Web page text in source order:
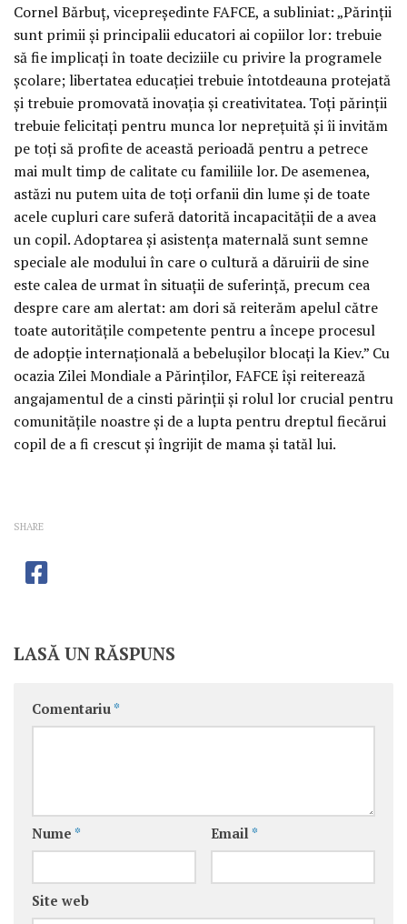
Cornel Bărbuț, vicepreședinte FAFCE, a subliniat: „Părinții
sunt primii și principalii educatori ai copiilor lor: trebuie
să fie implicați în toate deciziile cu privire la programele
școlare; libertatea educației trebuie întotdeauna protejată
și trebuie promovată inovația și creativitatea. Toți părinții
trebuie felicitați pentru munca lor neprețuită și îi invităm
pe toți să profite de această perioadă pentru a petrece
mai mult timp de calitate cu familiile lor. De asemenea,
astăzi nu putem uita de toți orfanii din lume și de toate
acele cupluri care suferă datorită incapacității de a avea
un copil. Adoptarea și asistența maternală sunt semne
speciale ale modului în care o cultură a dăruirii de sine
este calea de urmat în situații de suferință, precum cea
despre care am alertat: am dori să reiterăm apelul către
toate autoritățile competente pentru a începe procesul
de adopție internațională a bebelușilor blocați la Kiev.” Cu
ocazia Zilei Mondiale a Părinților, FAFCE își reiterează
angajamentul de a cinsti părinții și rolul lor crucial pentru
comunitățile noastre și de a lupta pentru dreptul fiecărui
copil de a fi crescut și îngrijit de mama și tatăl lui.
SHARE
LASĂ UN RĂSPUNS
Comentariu *
Nume * Email *
Site web